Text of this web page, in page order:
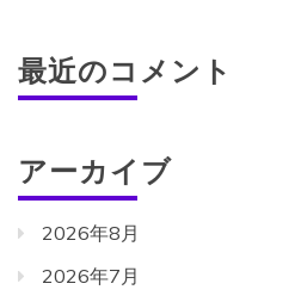
最近のコメント
アーカイブ
2026年8月
2026年7月